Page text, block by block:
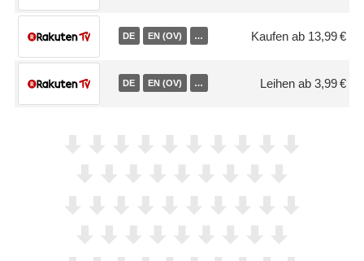
DE EN (OV) … Kaufen ab 13,99 €
DE EN (OV) … Leihen ab 3,99 €